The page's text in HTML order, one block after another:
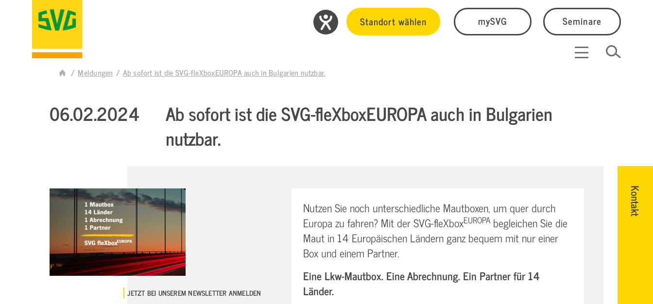
Standort wählen mySVG Seminare
Kontakt
Meldungen Ab sofort ist die SVG-fleXboxEUROPA auch in Bulgarien nutzbar.
06.02.2024
Ab sofort ist die SVG-fleXboxEUROPA auch in Bulgarien
nutzbar.
JETZT BEI UNSEREM NEWSLETTER ANMELDEN
Nutzen Sie noch unterschiedliche Mautboxen, um quer durch
Europa zu fahren? Mit der SVG-fleXboxEUROPAbegleichen Sie die
Maut in 14 Europäischen Ländern ganz bequem mit nur einer
Box und einem Partner.
Eine Lkw-Mautbox. Eine Abrechnung. Ein Partner für 14
Länder.